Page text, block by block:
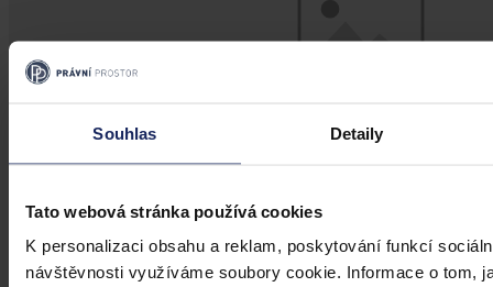
Souhlas Detaily
Tato webová stránka používá cookies
K personalizaci obsahu a reklam, poskytování funkcí
návštěvnosti využíváme soubory cookie. Informace o tom,
Názory